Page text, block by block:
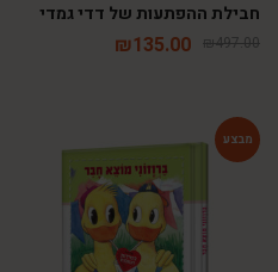
חבילת ההפתעות של דדי גמדי
₪497.00
₪135.00